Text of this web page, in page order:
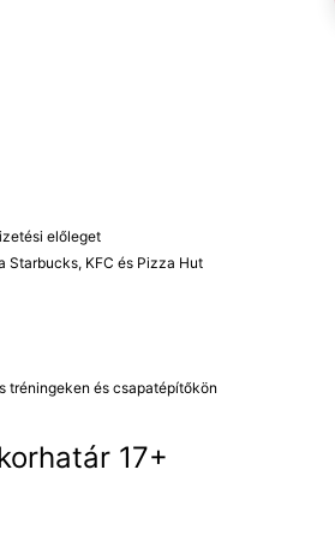
előleget
Starbucks, KFC és Pizza Hut
tréningeken és csapatépítőkön
17+